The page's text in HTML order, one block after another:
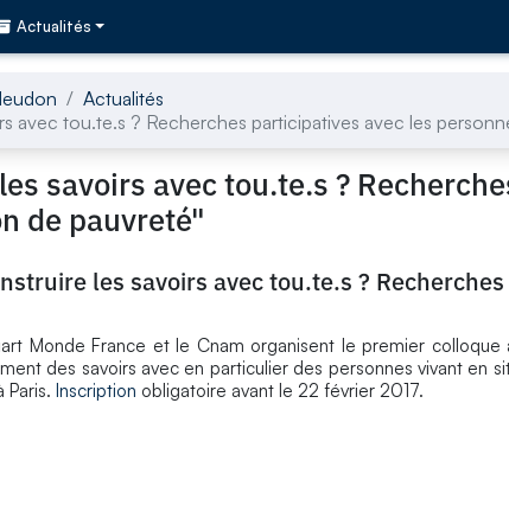
Actualités
Actualités
avec tou.te.s ? Recherches participatives avec les
savoirs avec tou.te.s ?
de pauvreté"
les savoirs avec tou.te.s ?
Monde France et le Cnam organisent le premier
des savoirs avec en particulier des personnes vivant en
Paris. Inscription obligatoire avant le 22 février 2017.